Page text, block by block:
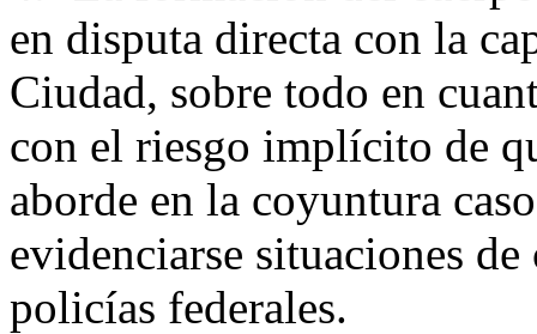
en disputa directa con la
Ciudad, sobre todo en
con el riesgo implícito de
aborde en la coyuntura
evidenciarse situaciones
policías federales.